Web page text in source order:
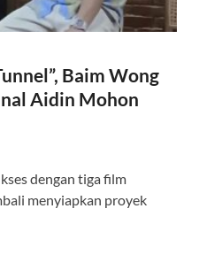
Baim Wong
Aidin Mohon
dengan tiga film
menyiapkan proyek